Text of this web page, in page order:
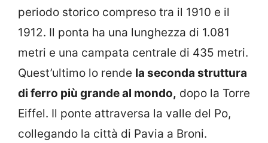
periodo storico compreso tra il 1910 e il
1912. Il ponta ha una lunghezza di 1.081
metri e una campata centrale di 435 metri.
Quest’ultimo lo rende la seconda struttura
di ferro più grande al mondo, dopo la Torre
Eiffel. Il ponte attraversa la valle del Po,
collegando la città di Pavia a Broni.